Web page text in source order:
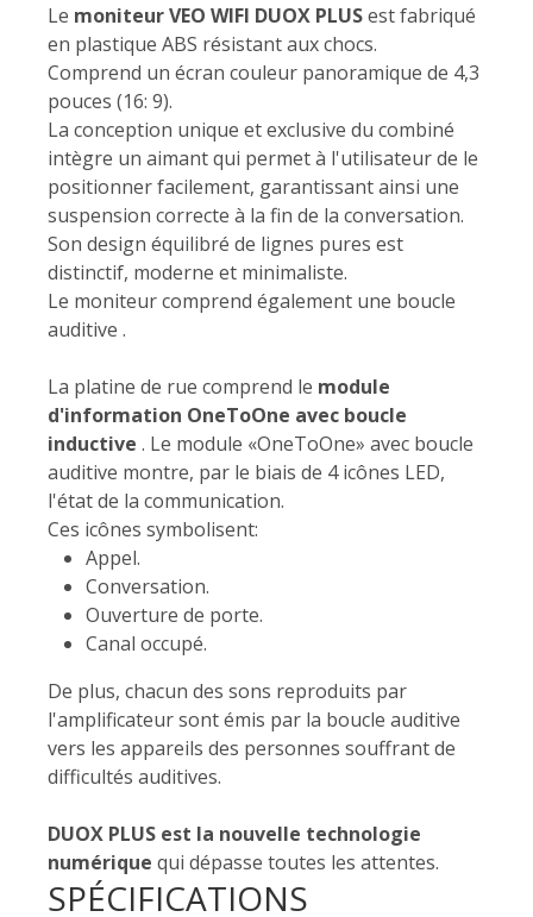
Le moniteur VEO WIFI DUOX PLUSest fabriqué
en plastique ABS résistant aux chocs.
Comprend un écran couleur panoramique de 4,3
pouces (16: 9).
La conception unique et exclusive du combiné
intègre un aimant qui permet à l'utilisateur de le
positionner facilement, garantissant ainsi une
suspension correcte à la fin de la conversation.
Son design équilibré de lignes pures est
distinctif, moderne et minimaliste.
Le moniteur comprend également une boucle
auditive .
La platine de rue comprend le module
d'information OneToOne avec boucle
inductive . Le module «OneToOne» avec boucle
auditive montre, par le biais de 4 icônes LED,
l'état de la communication.
Ces icônes symbolisent:
Appel.
Conversation.
Ouverture de porte.
Canal occupé.
De plus, chacun des sons reproduits par
l'amplificateur sont émis par la boucle auditive
vers les appareils des personnes souffrant de
difficultés auditives.
DUOX PLUS est la nouvelle technologie
numérique qui dépasse toutes les attentes.
SPÉCIFICATIONS